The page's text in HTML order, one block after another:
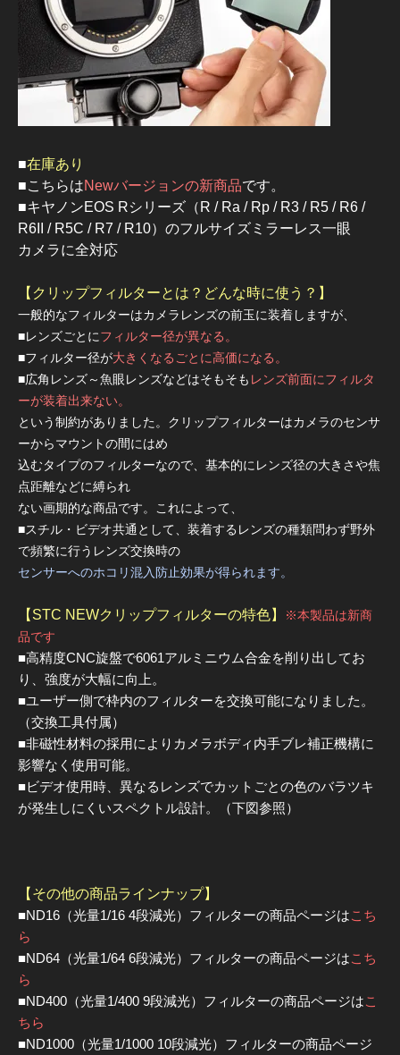
■在庫あり
■こちらはNewバージョンの新商品です。
■キヤノンEOS Rシリーズ（R / Ra / Rp / R3 / R5 / R6 /
R6II / R5C / R7 / R10）のフルサイズミラーレス一眼
カメラに全対応
【クリップフィルターとは？どんな時に使う？】
一般的なフィルターはカメラレンズの前玉に装着しますが、
■レンズごとにフィルター径が異なる。
■フィルター径が大きくなるごとに高価になる。
■広角レンズ～魚眼レンズなどはそもそも レンズ前面にフィルタ
ーが装着出来ない。
という制約がありました。クリップフィルターはカメラのセンサ
ーからマウントの間にはめ
込むタイプのフィルターなので、基本的にレンズ径の大きさや焦
点距離などに縛られ
ない画期的な商品です。これによって、
■スチル・ビデオ共通として、装着するレンズの種類問わず野外
で頻繁に行うレンズ交換時の
センサーへのホコリ混入防止効果が得られます。
【STC NEWクリップフィルターの特色】
※本製品は新商
品です
■高精度CNC旋盤で6061アルミニウム合金を削り出してお
り、強度が大幅に向上。
■ユーザー側で枠内のフィルターを交換可能になりました。
（交換工具付属）
■非磁性材料の採用によりカメラボディ内手ブレ補正機構に
影響なく使用可能。
■ビデオ使用時、異なるレンズでカットごとの色のバラツキ
が発生しにくいスペクトル設計。（下図参照）
【その他の商品ラインナップ】
■ND16（光量1/16 4段減光）フィルターの商品ページはこち
ら
■ND64（光量1/64 6段減光）フィルターの商品ページはこち
ら
■ND400（光量1/400 9段減光）フィルターの商品ページはこ
ちら
■ND1000（光量1/1000 10段減光）フィルターの商品ページ